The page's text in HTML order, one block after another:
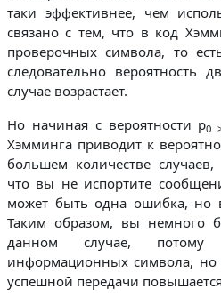
таки эффективнее, чем
связано с тем, что в код
проверочных символа, то
следовательно вероятность
случае возрастает.
Но начиная с вероятности p0
Хэмминга приводит к
большем количестве случаев,
что вы не испортите
может быть одна ошибка, но
Таким образом, вы немного
данном случае,
информационных символа, но
успешной передачи